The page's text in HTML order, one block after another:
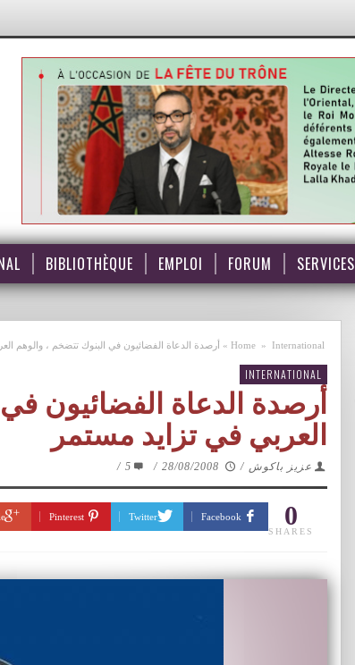
BIBLIOTHÈQUE EMPLOI FORUM SERVICES
Home » International
» أرصدة الدعاة الفضائيون في البنوك تتضخم ، والوهم
INTERNATIONAL
أرصدة الدعاة الفضائيون
العربي في تزايد مستمر
عزيز باكوش /
28/08/2008
/
5
/
0
SHARES
Facebook
Twitter
Pinterest